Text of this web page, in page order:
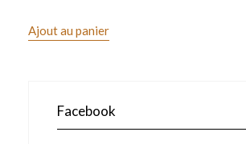
Ajout au panier
Facebook